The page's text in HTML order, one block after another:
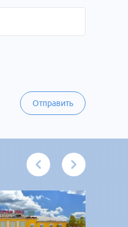
Отправить